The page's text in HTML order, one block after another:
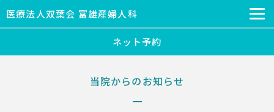
医療法人双葉会 富雄産婦人科
ネット予約
当院からのお知らせ